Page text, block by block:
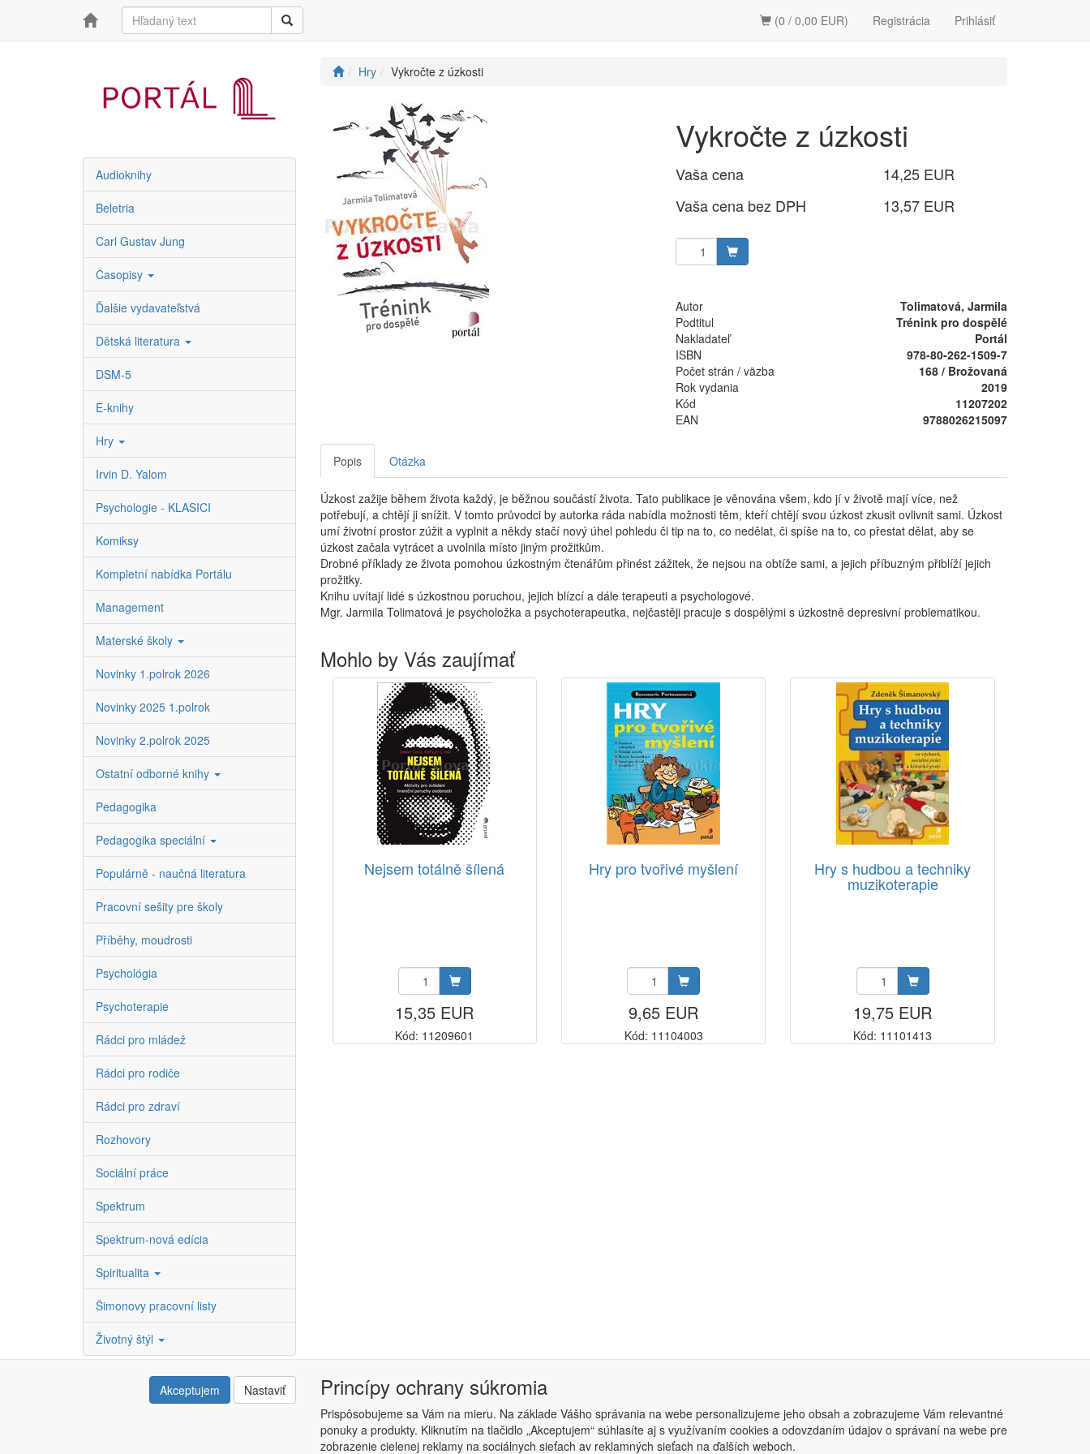
Registrácia Prihlásiť
(0 / 0,00 EUR)
Audioknihy
Beletria
Carl Gustav Jung
Časopisy
Ďalšie vydavateľstvá
Dětská literatura
DSM-5
E-knihy
Hry
Irvin D. Yalom
Psychologie - KLASICI
Komiksy
Kompletní nabídka Portálu
Management
Materské školy
Novinky 1.polrok 2026
Novinky 2025 1.polrok
Novinky 2.polrok 2025
Ostatní odborné knihy
Pedagogika
Pedagogika speciální
Populárně - naučná literatura
Pracovní sešity pre školy
Příběhy, moudrosti
Psychológia
Psychoterapie
Rádci pro mládež
Rádci pro rodiče
Rádci pro zdraví
Rozhovory
Sociální práce
Spektrum
Spektrum-nová edícia
Spiritualita
Šimonovy pracovní listy
Životný štýl
Hry Vykročte z úzkosti
Vykročte z úzkosti
Vaša cena
14,25 EUR
Vaša cena bez DPH
13,57 EUR
Autor
Tolimatová, Jarmila
Podtitul
Trénink pro dospělé
Nakladateľ
Portál
ISBN
978-80-262-1509-7
Počet strán / väzba
168 / Brožovaná
Rok vydania
2019
Kód
11207202
EAN
9788026215097
Popis Otázka
Úzkost zažije během života každý, je běžnou součástí života. Tato publikace je věnována všem, kdo jí v životě mají více, než
potřebují, a chtějí ji snížit. V tomto průvodci by autorka ráda nabídla možnosti těm, kteří chtějí svou úzkost zkusit ovlivnit sami. Úzkost
umí životní prostor zúžit a vyplnit a někdy stačí nový úhel pohledu či tip na to, co nedělat, či spíše na to, co přestat dělat, aby se
úzkost začala vytrácet a uvolnila místo jiným prožitkům.
Drobné příklady ze života pomohou úzkostným čtenářům přinést zážitek, že nejsou na obtíže sami, a jejich příbuzným přiblíží jejich
prožitky.
Knihu uvítají lidé s úzkostnou poruchou, jejich blízcí a dále terapeuti a psychologové.
Mgr. Jarmila Tolimatová je psycholožka a psychoterapeutka, nejčastěji pracuje s dospělými s úzkostně depresivní problematikou.
Mohlo by Vás zaujímať
Nejsem totálně šílená
15,35 EUR
Kód: 11209601
Hry pro tvořivé myšlení
9,65 EUR
Kód: 11104003
Hry s hudbou a techniky
muzikoterapie
19,75 EUR
Kód: 11101413
Obchodné podmienky |Nastavenie súkromia
Akceptujem Nastaviť Princípy ochrany súkromia
Prispôsobujeme sa Vám na mieru. Na základe Vášho správania na webe personalizujeme jeho obsah a zobrazujeme Vám relevantné
ponuky a produkty. Kliknutím na tlačidlo „Akceptujem“ súhlasíte aj s využívaním cookies a odovzdaním údajov o správaní na webe pre
zobrazenie cielenej reklamy na sociálnych sieťach av reklamných sieťach na ďalších weboch.